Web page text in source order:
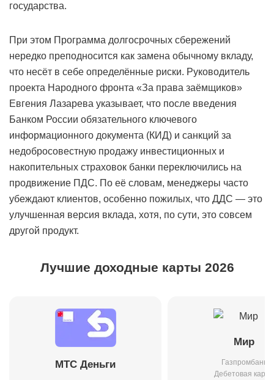
государства.
При этом Программа долгосрочных сбережений
нередко преподносится как замена обычному вкладу,
что несёт в себе определённые риски. Руководитель
проекта Народного фронта «За права заёмщиков»
Евгения Лазарева указывает, что после введения
Банком России обязательного ключевого
информационного документа (КИД) и санкций за
недобросовестную продажу инвестиционных и
накопительных страховок банки переключились на
продвижение ПДС. По её словам, менеджеры часто
убеждают клиентов, особенно пожилых, что ДДС — это
улучшенная версия вклада, хотя, по сути, это совсем
другой продукт.
Лучшие доходные карты 2026
МТС Деньги
Мир
Газпромбанк
Дебетовая карта